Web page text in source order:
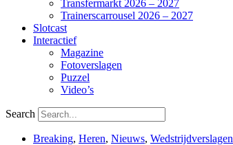
Transfermarkt 2026 – 2027
Trainerscarrousel 2026 – 2027
Slotcast
Interactief
Magazine
Fotoverslagen
Puzzel
Video’s
Search
Breaking, Heren, Nieuws, Wedstrijdverslagen